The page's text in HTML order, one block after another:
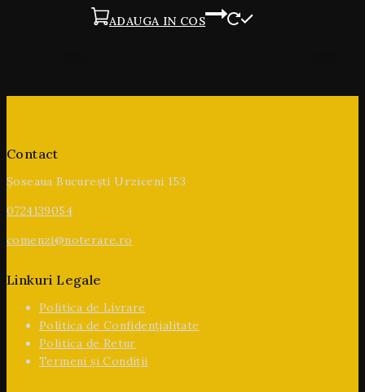
ADAUGA IN COS
Contact
Șoseaua București Urziceni 153
0724139054
comenzi@noterare.ro
Linkuri Legale
Politica de Livrare
Politica de Confidențialitate
Politica de Retur
Termeni și Condiții